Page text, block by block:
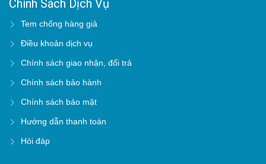
Chính Sách Dịch Vụ
Tem chống hàng giả
Điều khoản dịch vụ
Chính sách giao nhận, đổi trả
Chính sách bảo hành
Chính sách bảo mật
Hướng dẫn thanh toán
Hỏi đáp